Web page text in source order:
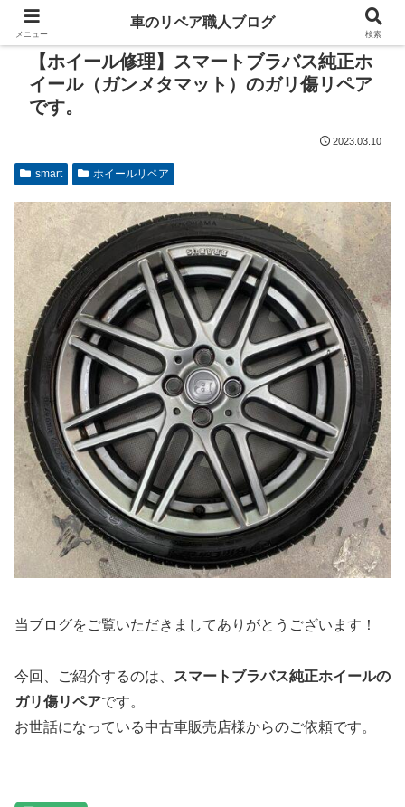
【ホイール修理】スマートブラバス純正ホ
イール（ガンメタマット）のガリ傷リペア
です。
2023.03.10
smart ホイールリペア
当ブログをご覧いただきましてありがとうございます！
今回、ご紹介するのは、
スマートブラバス純正ホイールの
ガリ傷リペアです。
お世話になっている中古車販売店様からのご依頼です。
メニュー
車のリペア職人ブログ
検索